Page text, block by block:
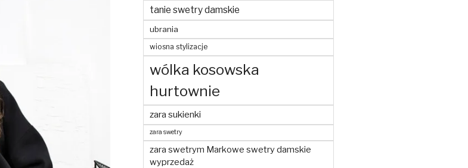
tanie swetry damskie
ubrania
wiosna stylizacje
wólka kosowska
hurtownie
zara sukienki
zara swetry
zara swetrym Markowe swetry damskie
wyprzedaż